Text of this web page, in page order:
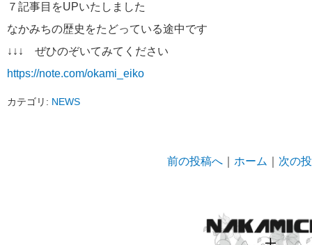
７記事目をUPいたしました
なかみちの歴史をたどっている途中です
↓↓↓ ぜひのぞいてみてください
https://note.com/okami_eiko
カテゴリ: NEWS
前の投稿へ ホーム 次の